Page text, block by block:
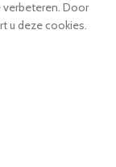
verbeteren. Door
u deze cookies.